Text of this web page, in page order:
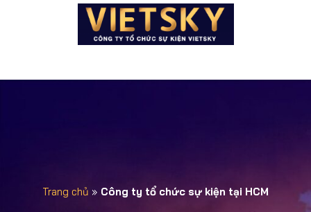
Trang chủ » Công ty tổ chức sự kiện tại HCM